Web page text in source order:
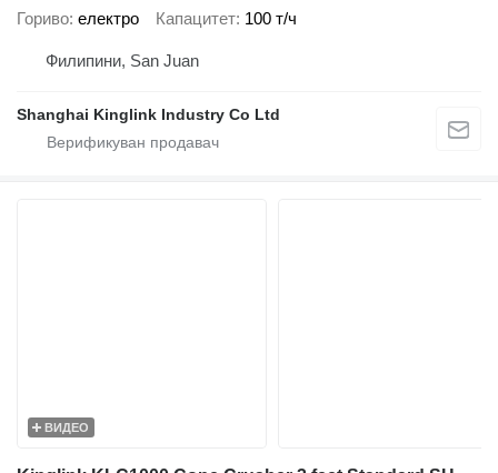
Гориво електро Капацитет 100 т/ч
Филипини, San Juan
Shanghai Kinglink Industry Co Ltd
ВИДЕО